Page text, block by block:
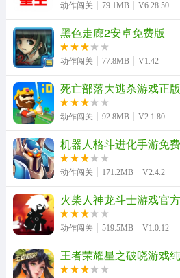
动作闯关 79.1MB V6.28.50
黑色走廊2安卓免费版
动作闯关 77.8MB V1.42
死亡部落大逃杀游戏正版
动作闯关 92.8MB V2.1.80
机器人格斗进化手游免
动作闯关 171.2MB V2.4.2
火柴人神龙斗士游戏官
动作闯关 519.5MB V1.0.12
王者荣耀星之破晓游戏